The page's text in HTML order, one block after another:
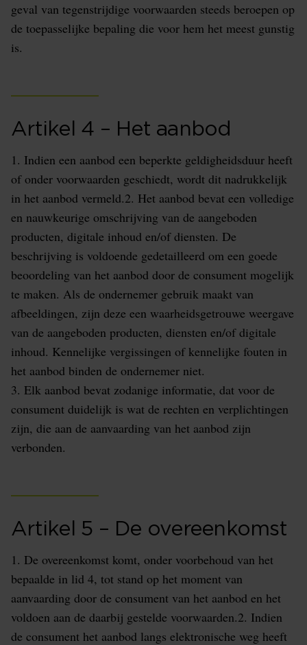
geval van tegenstrijdige voorwaarden steeds beroepen op
de toepasselijke bepaling die voor hem het meest gunstig
is.
Artikel 4 – Het aanbod
1. Indien een aanbod een beperkte geldigheidsduur heeft
of onder voorwaarden geschiedt, wordt dit nadrukkelijk
in het aanbod vermeld.2. Het aanbod bevat een volledige
en nauwkeurige omschrijving van de aangeboden
producten, digitale inhoud en/of diensten. De
beschrijving is voldoende gedetailleerd om een goede
beoordeling van het aanbod door de consument mogelijk
te maken. Als de ondernemer gebruik maakt van
afbeeldingen, zijn deze een waarheidsgetrouwe weergave
van de aangeboden producten, diensten en/of digitale
inhoud. Kennelijke vergissingen of kennelijke fouten in
het aanbod binden de ondernemer niet.
3. Elk aanbod bevat zodanige informatie, dat voor de
consument duidelijk is wat de rechten en verplichtingen
zijn, die aan de aanvaarding van het aanbod zijn
verbonden.
Artikel 5 – De overeenkomst
1. De overeenkomst komt, onder voorbehoud van het
bepaalde in lid 4, tot stand op het moment van
aanvaarding door de consument van het aanbod en het
voldoen aan de daarbij gestelde voorwaarden.2. Indien
de consument het aanbod langs elektronische weg heeft